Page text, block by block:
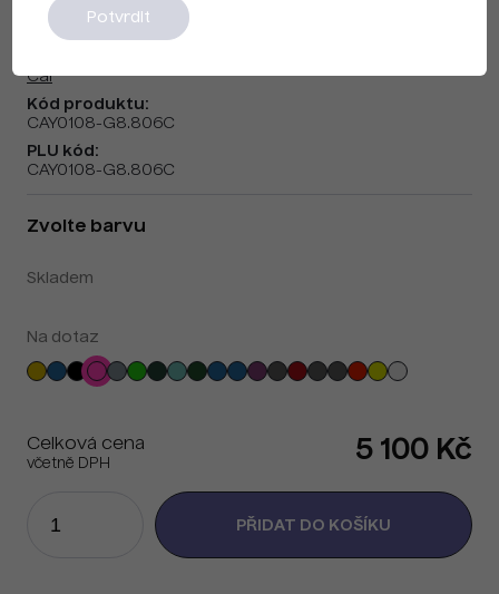
Cai F230404b Fluo Pink
Cai
Kód produktu:
CAY0108-G8.806C
PLU kód:
CAY0108-G8.806C
Zvolte barvu
Skladem
Na dotaz
Celková cena
včetně DPH 5 100 Kč
Potvrdit